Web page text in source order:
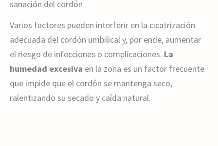
sanación del cordón
Varios factores pueden interferir en la cicatrización
adecuada del cordón umbilical y, por ende, aumentar
el riesgo de infecciones o complicaciones. La
humedad excesiva en la zona es un factor frecuente
que impide que el cordón se mantenga seco,
ralentizando su secado y caída natural.